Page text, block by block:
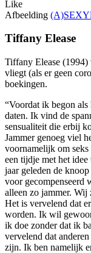
Like
Afbeelding
Tiffany Elease
Tiffany Elease (1994)
vliegt (als er geen
boekingen.
“Voordat ik begon als
daten. Ik vind de
sensualiteit die erbij
Jammer genoeg viel
voornamelijk om
een tijdje met het
jaar geleden de
voor gecompenseerd
alleen zo jammer. Wij
Het is vervelend dat
worden. Ik wil
ik doe zonder dat ik
vervelend dat
zijn. Ik ben namelijk